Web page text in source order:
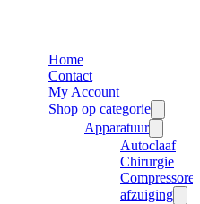
Home
Contact
My Account
Shop op categorie
Apparatuur
Autoclaaf
Chirurgie
afzuiging